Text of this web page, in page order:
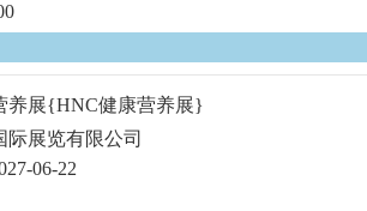
养展{HNC健康营养展}
际展览有限公司
06-22